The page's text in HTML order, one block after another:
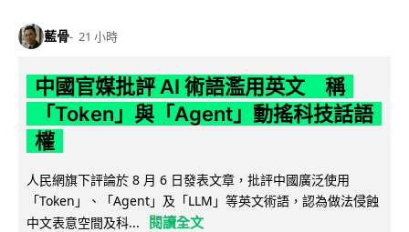
藍骨 21 小時
中國官媒批評 AI 術語濫用英文 稱
「Token」與「Agent」動搖科技話語
權
人民網旗下評論於 8 月 6 日發表文章，批評中國廣泛使用
「Token」、「Agent」及「LLM」等英文術語，認為做法侵蝕
中文表意空間及科...
閱讀全文